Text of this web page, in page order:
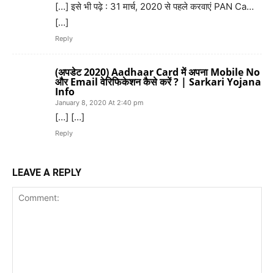
[…] इसे भी पढ़े : 31 मार्च, 2020 से पहले करवाएं PAN Ca…
[…]
Reply
(अपडेट 2020) Aadhaar Card में अपना Mobile No
और Email वेरिफिकेशन कैसे करें ? | Sarkari Yojana
Info
January 8, 2020 At 2:40 pm
[…] […]
Reply
LEAVE A REPLY